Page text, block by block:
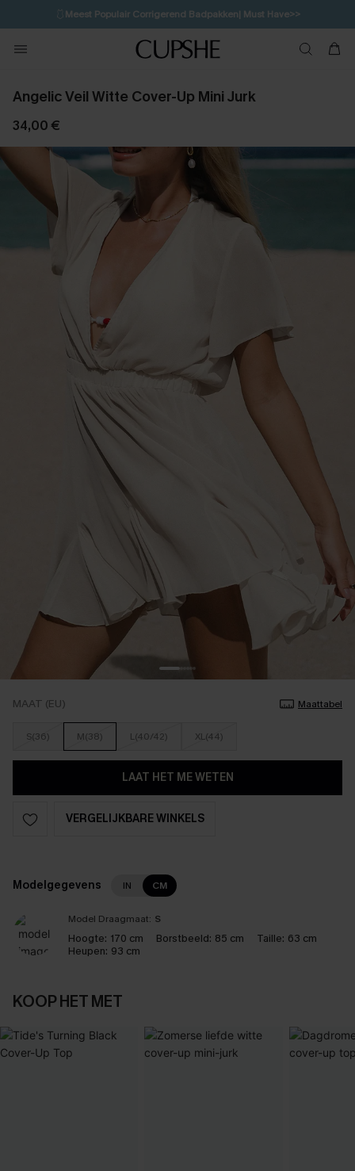
🩱Meest Populair Corrigerend Badpakken| Must Have>>
💌Abonneer je & ontvang tot 15% korting>>
Koop 3, krijg 15% korting | CODE: SW15
Angelic Veil Witte Cover-Up Mini Jurk
34,00 €
MAAT (EU) Maattabel
S(36) M(38) L(40/42) XL(44)
LAAT HET ME WETEN
VERGELIJKBARE WINKELS
Modelgegevens IN CM
Model Draagmaat: S
Hoogte: 170 cm Borstbeeld: 85 cm Taille: 63 cm
Heupen: 93 cm
KOOP HET MET